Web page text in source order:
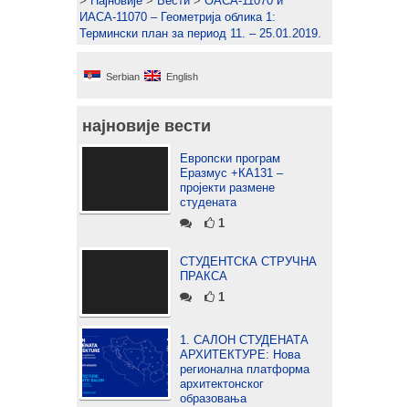
ИАСА-11070 – Геометрија облика 1:
Термински план за период 11. – 25.01.2019.
Serbian English
најновије вести
Европски програм
Еразмус +КА131 –
пројекти размене
студената
1
СТУДЕНТСКА СТРУЧНА
ПРАКСА
1
1. САЛОН СТУДЕНАТА
АРХИТЕКТУРЕ: Нова
регионална платформа
архитектонског
образовања